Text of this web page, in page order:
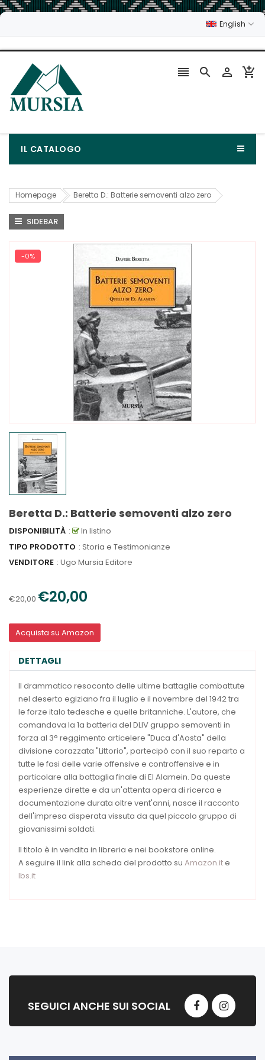
English
   
IL CATALOGO
Homepage Beretta D.: Batterie semoventi alzo zero
SIDEBAR
-0%
Beretta D.: Batterie semoventi alzo zero
DISPONIBILITÀ :
In listino
TIPO PRODOTTO : Storia e Testimonianze
VENDITORE : Ugo Mursia Editore
€20,00 €20,00
Acquista su Amazon
DETTAGLI
Il drammatico resoconto delle ultime battaglie combattute
nel deserto egiziano fra il luglio e il novembre del 1942 tra
le forze italo tedesche e quelle britanniche. L'autore, che
comandava la 1a batteria del DLIV gruppo semoventi in
forza al 3° reggimento articelere "Duca d'Aosta" della
divisione corazzata "Littorio", partecipò con il suo reparto a
tutte le fasi delle varie offensive e controffensive e in
particolare alla battaglia finale di El Alamein. Da queste
esperienze dirette e da un'attenta opera di ricerca e
documentazione durata oltre vent'anni, nasce il racconto
dell'impresa disperata vissuta da quel piccolo gruppo di
giovanissimi soldati.
Il titolo è in vendita in libreria e nei bookstore online.
A seguire il link alla scheda del prodotto su Amazon.ite
Ibs.it
SEGUICI ANCHE SUI SOCIAL